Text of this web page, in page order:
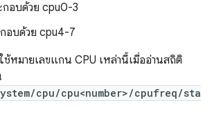
อบด้วย cpu0-3
อบด้วย cpu4-7
ช้หมายเลขแกน CPU เหล่านี้เมื่ออ่านสถิติ
cpu/cpu<number>/cpufreq/sta